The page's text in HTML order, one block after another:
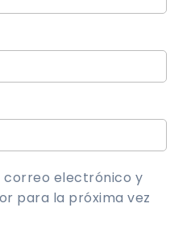
correo electrónico y
para la próxima vez